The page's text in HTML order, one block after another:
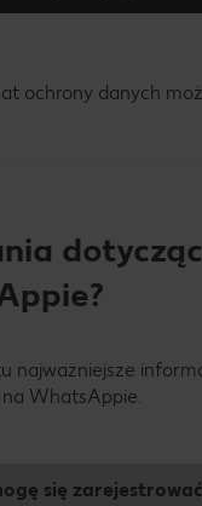
ochrony danych
najważniejsze
WhatsAppie.
się